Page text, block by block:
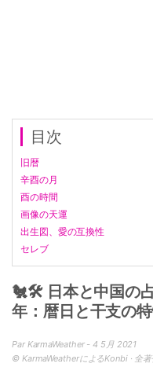
目次
旧暦
辛酉の月
酉の時間
画像の天運
出生図、愛の互換性
セレブ
🐔🛠 日本と中国の
年：暦日と干支の
Par KarmaWeather - 4 5月 2021
© KarmaWeatherによるKonbi · 全